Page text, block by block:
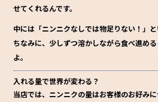
せてくれるんです。
中には「ニンニクなしでは物足りない！」と
ちなみに、少しずつ溶かしながら食べ進め
よ。
入れる量で世界が変わる？
当店では、ニンニクの量はお客様のお好みに